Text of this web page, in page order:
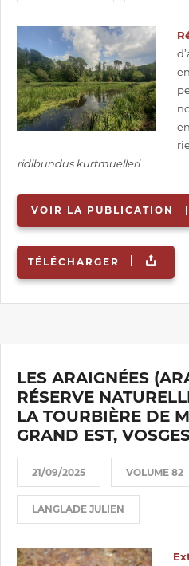
ridibundus kurtmuelleri.
VOIR LA PUBLICATION
TÉLÉCHARGER
LES ARAIGNÉES
RÉSERVE
LA TOURBIÈRE DE
GRAND EST,
21/09/2025 VOLUME 82
LANGLADE JULIEN